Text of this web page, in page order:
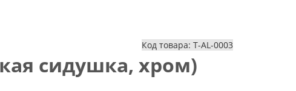
Код товара: T-AL-0003
сидушка, хром)